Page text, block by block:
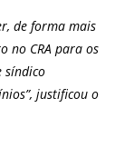
de forma mais
no CRA para os
síndico
justificou o